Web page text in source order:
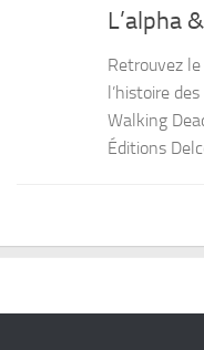
L’alpha
Retrouvez
l’histoire
Walking
Éditions